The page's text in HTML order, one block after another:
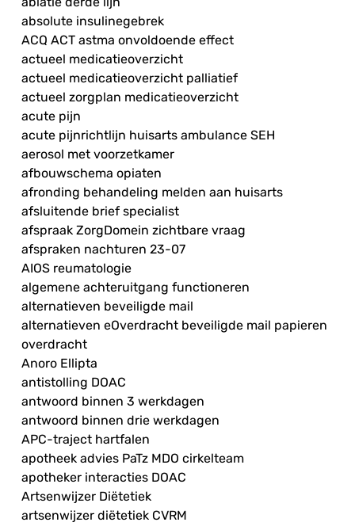
absolute insulinegebrek
ACQ ACT astma onvoldoende effect
actueel medicatieoverzicht
actueel medicatieoverzicht palliatief
actueel zorgplan medicatieoverzicht
acute pijn
acute pijnrichtlijn huisarts ambulance SEH
aerosol met voorzetkamer
afbouwschema opiaten
afronding behandeling melden aan huisarts
afsluitende brief specialist
afspraak ZorgDomein zichtbare vraag
afspraken nachturen 23-07
AIOS reumatologie
algemene achteruitgang functioneren
alternatieven beveiligde mail
alternatieven eOverdracht beveiligde mail papieren
overdracht
Anoro Ellipta
antistolling DOAC
antwoord binnen 3 werkdagen
antwoord binnen drie werkdagen
APC-traject hartfalen
apotheek advies PaTz MDO cirkelteam
apotheker interacties DOAC
Artsenwijzer Diëtetiek
artsenwijzer diëtetiek CVRM